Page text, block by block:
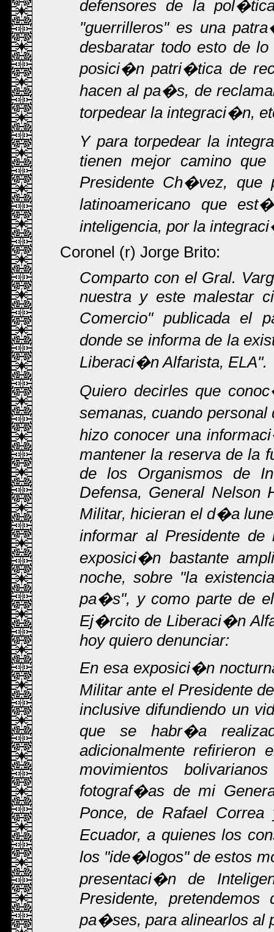
defensores de la
"guerrilleros" es una
desbaratar todo esto de
posici�n patri�tica de
hacen al pa�s, de
torpedear la integraci�n,
Y para torpedear la
tienen mejor camino
Presidente Ch�vez,
latinoamericano que
inteligencia, por la
Coronel (r) Jorge Brito:
Comparto con el Gral.
nuestra y este malestar
Comercio" publicada el
donde se informa de la
Liberaci�n Alfarista, ELA".
Quiero decirles que
semanas, cuando
hizo conocer una
mantener la reserva de la
de los Organismos de
Defensa, General Nelson
Militar, hicieran el d�a
informar al Presidente
exposici�n bastante
noche, sobre "la
pa�s", y como parte de
Ej�rcito de Liberaci�n
hoy quiero denunciar:
En esa exposici�n
Militar ante el Presidente
inclusive difundiendo un
que se habr�a
adicionalmente refirieron
movimientos
fotograf�as de mi
Ponce, de Rafael
Ecuador, a quienes los
los "ide�logos" de estos
presentaci�n de
Presidente,
pa�ses, para alinearlos al